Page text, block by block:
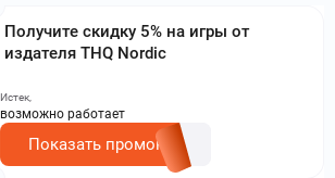
Получите скидку 5% на игры от
издателя THQ Nordic
Истек,
возможно работает
Показать промокод